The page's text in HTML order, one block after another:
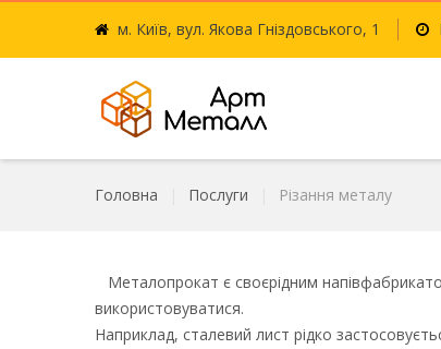
м. Київ, вул. Якова Гніздовського, 1
Головна Послуги Різання металу
Металопрокат є своєрідним
використовуватися.
Наприклад, сталевий лист рідко